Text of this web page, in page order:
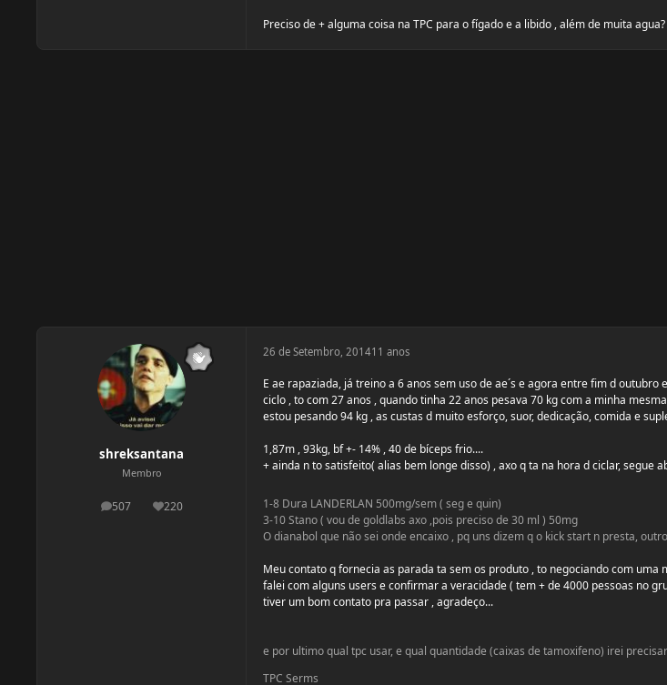
Preciso de + alguma coisa na TPC para o fígado e a libido , além de muita agua?
shreksantana
Membro
507
postagens220
Reputação
26 de Setembro, 201411 anos
E ae rapaziada, já treino a 6 anos sem uso de ae´s e agora entre fim d outubro
ciclo , to com 27 anos , quando tinha 22 anos pesava 70 kg com a minha
estou pesando 94 kg , as custas d muito esforço, suor, dedicação, comida e
1,87m , 93kg, bf +- 14% , 40 de bíceps frio....
+ ainda n to satisfeito( alias bem longe disso) , axo q ta na hora d ciclar, segue
1-8 Dura LANDERLAN 500mg/sem ( seg e quin)
3-10 Stano ( vou de goldlabs axo ,pois preciso de 30 ml ) 50mg
O dianabol que não sei onde encaixo , pq uns dizem q o kick start n presta,
Meu contato q fornecia as parada ta sem os produto , to negociando com uma
falei com alguns users e confirmar a veracidade ( tem + de 4000 pessoas no
tiver um bom contato pra passar , agradeço...
e por ultimo qual tpc usar, e qual quantidade (caixas de tamoxifeno) irei
TPC Serms